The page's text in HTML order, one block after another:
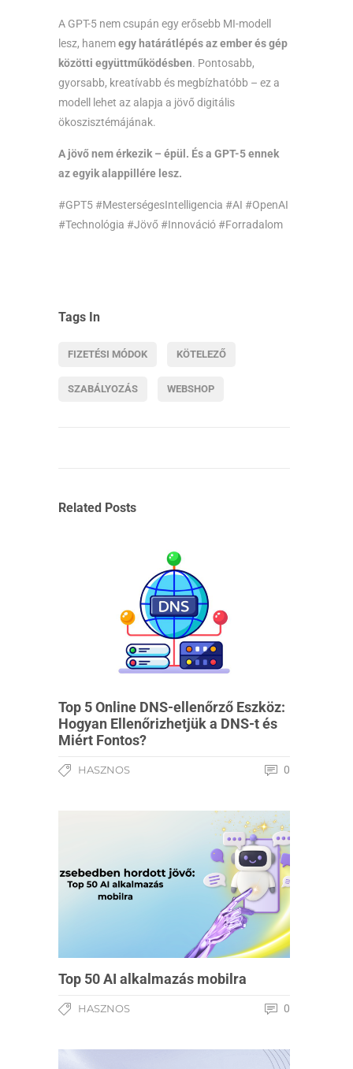
A GPT-5 nem csupán egy erősebb MI-modell
lesz, hanemegy határátlépés az ember és gép
közötti együttműködésben. Pontosabb,
gyorsabb, kreatívabb és megbízhatóbb – ez a
modell lehet az alapja a jövő digitális
ökoszisztémájának.
A jövő nem érkezik – épül. És a GPT-5 ennek
az egyik alappillére lesz.
#GPT5 #MesterségesIntelligencia #AI #OpenAI
#Technológia #Jövő #Innováció #Forradalom
Tags In
FIZETÉSI MÓDOK KÖTELEZŐ
SZABÁLYOZÁS WEBSHOP
Related Posts
Top 5 Online DNS-ellenőrző Eszköz:
Hogyan Ellenőrizhetjük a DNS-t és
Miért Fontos?
HASZNOS 0
Top 50 AI alkalmazás mobilra
HASZNOS 0